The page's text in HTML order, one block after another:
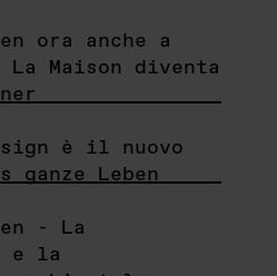
ora anche a
La Maison diventa
è il nuovo
ganze Leben
- La
e la